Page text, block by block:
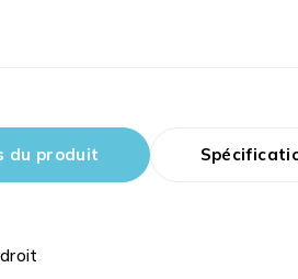
du produit